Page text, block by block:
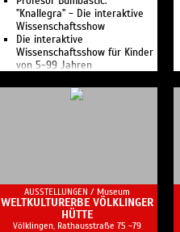
"Knallegra" - Die interaktive
Wissenschaftsshow
Die interaktive
Wissenschaftsshow für Kinder
von 5-99 Jahren
AUSSTELLUNGEN / Museum
WELTKULTURERBE VÖLKLINGER
HÜTTE
Völklingen, Rathausstraße 75 -79